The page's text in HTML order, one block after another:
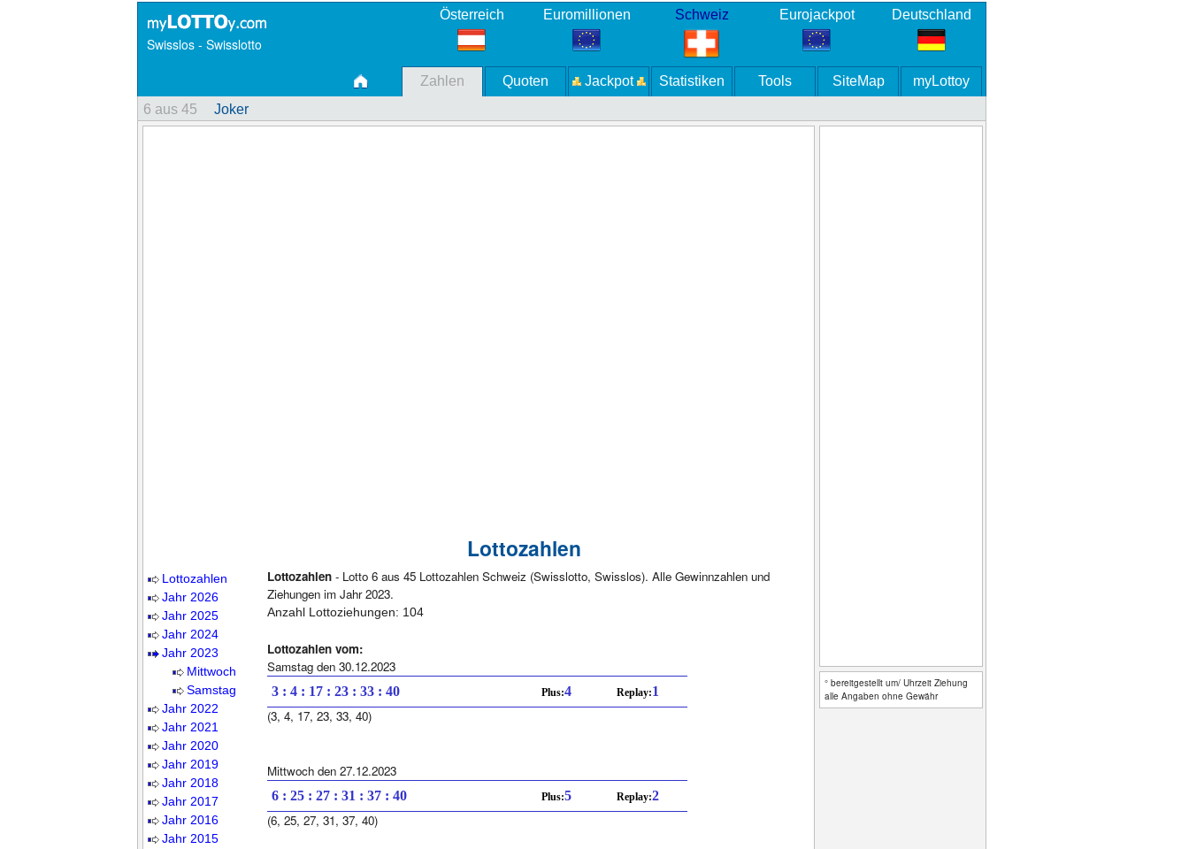
Swisslos - Swisslotto
Österreich Euromillionen Schweiz Eurojackpot Deutschland
Zahlen Quoten Jackpot Statistiken Tools SiteMap
myLottoy
6 aus 45
Joker
Lottozahlen
Jahr 2026
Jahr 2025
Jahr 2024
Jahr 2023
Mittwoch
Samstag
Jahr 2022
Jahr 2021
Jahr 2020
Jahr 2019
Jahr 2018
Jahr 2017
Jahr 2016
Jahr 2015
Lottozahlen
Lottozahlen - Lotto 6 aus 45 Lottozahlen Schweiz (Swisslotto, Swisslos). Alle Gewinnzahlen und
Ziehungen im Jahr 2023.
Anzahl Lottoziehungen: 104
Lottozahlen vom:
Samstag den 30.12.2023
3 : 4 : 17 : 23 : 33 : 40 Plus:4 Replay:1
(3, 4, 17, 23, 33, 40)
Mittwoch den 27.12.2023
6 : 25 : 27 : 31 : 37 : 40 Plus:5 Replay:2
(6, 25, 27, 31, 37, 40)
° bereitgestellt um/ Uhrzeit Ziehung
alle Angaben ohne Gewähr